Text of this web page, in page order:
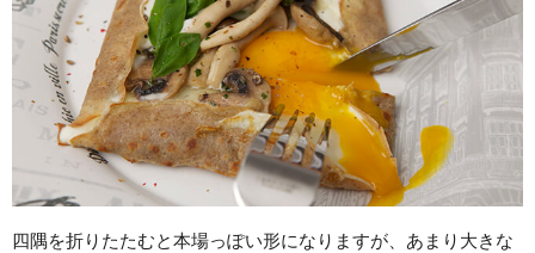
四隅を折りたたむと本場っぽい形になりますが、あまり大きな